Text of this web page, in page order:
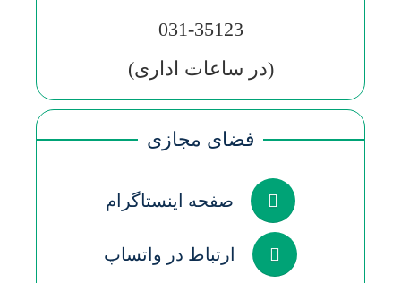
031-35123
(در ساعات اداری)
فضای مجازی
صفحه اینستاگرام
ارتباط در واتساپ